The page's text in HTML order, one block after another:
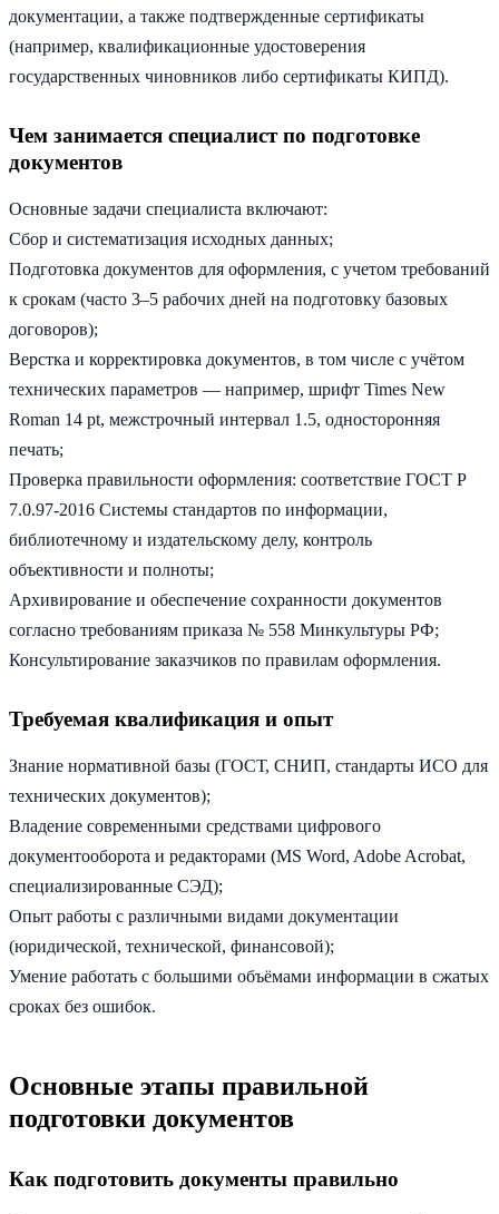
документации, а также подтвержденные сертификаты
(например, квалификационные удостоверения
государственных чиновников либо сертификаты КИПД).
Чем занимается специалист по подготовке
документов
Основные задачи специалиста включают:
Сбор и систематизация исходных данных;
Подготовка документов для оформления, с учетом требований
к срокам (часто 3–5 рабочих дней на подготовку базовых
договоров);
Верстка и корректировка документов, в том числе с учётом
технических параметров — например, шрифт Times New
Roman 14 pt, межстрочный интервал 1.5, односторонняя
печать;
Проверка правильности оформления: соответствие ГОСТ Р
7.0.97-2016 Системы стандартов по информации,
библиотечному и издательскому делу, контроль
объективности и полноты;
Архивирование и обеспечение сохранности документов
согласно требованиям приказа № 558 Минкультуры РФ;
Консультирование заказчиков по правилам оформления.
Требуемая квалификация и опыт
Знание нормативной базы (ГОСТ, СНИП, стандарты ИСО для
технических документов);
Владение современными средствами цифрового
документооборота и редакторами (MS Word, Adobe Acrobat,
специализированные СЭД);
Опыт работы с различными видами документации
(юридической, технической, финансовой);
Умение работать с большими объёмами информации в сжатых
сроках без ошибок.
Основные этапы правильной
подготовки документов
Как подготовить документы правильно